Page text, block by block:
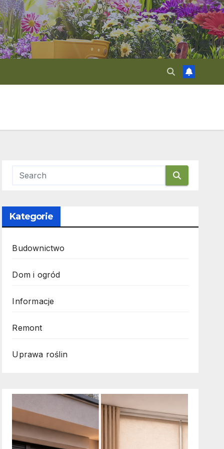
Kategorie
Budownictwo
Dom i ogród
Informacje
Remont
Uprawa roślin